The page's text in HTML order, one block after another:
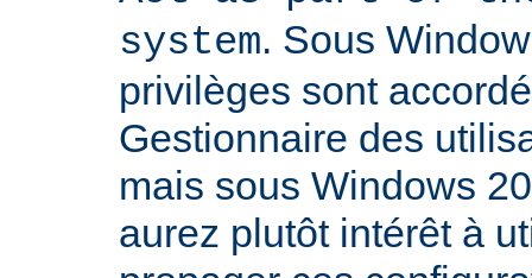
system. Sous
privilèges sont
Gestionnaire des
mais sous Windows
aurez plutôt intérêt à